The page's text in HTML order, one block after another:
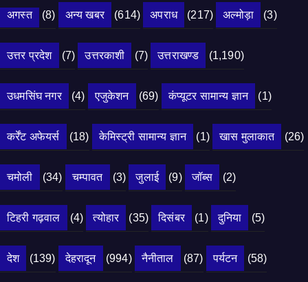
अगस्त (8) अन्य खबर (614) अपराध (217) अल्मोड़ा (3)
उत्तर प्रदेश (7) उत्तरकाशी (7) उत्तराखण्ड (1,190)
उधमसिंघ नगर (4) एजुकेशन (69) कंप्यूटर सामान्य ज्ञान (1)
कर्रेंट अफेयर्स (18) केमिस्ट्री सामान्य ज्ञान (1) खास मुलाकात (26)
चमोली (34) चम्पावत (3) जुलाई (9) जॉब्स (2)
टिहरी गढ़वाल (4) त्योहार (35) दिसंबर (1) दुनिया (5)
देश (139) देहरादून (994) नैनीताल (87) पर्यटन (58)